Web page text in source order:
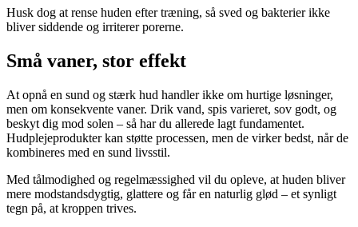
Husk dog at rense huden efter træning, så sved og bakterier ikke
bliver siddende og irriterer porerne.
Små vaner, stor effekt
At opnå en sund og stærk hud handler ikke om hurtige løsninger,
men om konsekvente vaner. Drik vand, spis varieret, sov godt, og
beskyt dig mod solen – så har du allerede lagt fundamentet.
Hudplejeprodukter kan støtte processen, men de virker bedst, når de
kombineres med en sund livsstil.
Med tålmodighed og regelmæssighed vil du opleve, at huden bliver
mere modstandsdygtig, glattere og får en naturlig glød – et synligt
tegn på, at kroppen trives.